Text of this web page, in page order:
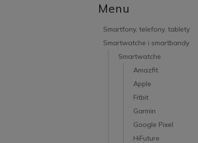
Menu
Smartfony, telefony, tablety
Smartwatche i smartbandy
Smartwatche
Amazfit
Apple
Fitbit
Garmin
Google Pixel
HiFuture